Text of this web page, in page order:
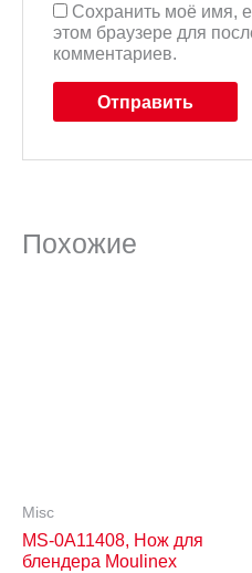
Сохранить моё имя,
этом браузере для
комментариев.
Похожие
Misc
MS-0A11408, Нож для
блендера Moulinex